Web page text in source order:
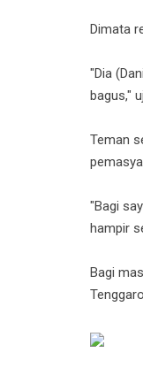
Dimata
"Dia
bagus,"
Teman
"Bagi
hampir
Bagi